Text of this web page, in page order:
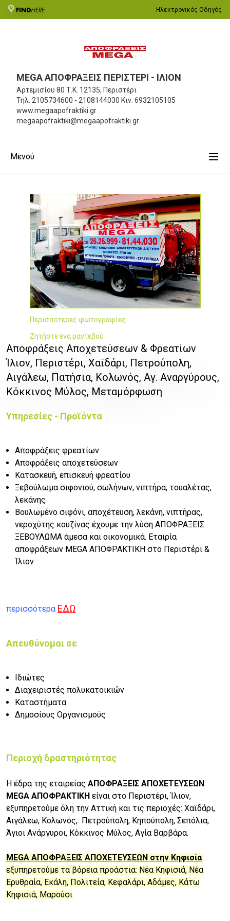
Ηλεκτρονικός Οδηγός
MEGA ΑΠΟΦΡΑΞΕΙΣ ΠΕΡΙΣΤΕΡΙ - ΙΛΙΟΝ
Αρτεμισίου 80 Τ.Κ. 12135, Περιστέρι
Τηλ. 2105734600 - 2108144030 Κιν. 6932105105
www.megaapofraktiki.gr
megaapofraktiki@megaapofraktiki.gr
Μενού
Περισσότερες φωτογραφίες
Ζητήστε ένα ραντεβού
Αποφράξεις Αποχετεύσεων & Φρεατίων
Ίλιον, Περιστέρι, Χαϊδάρι, Πετρούπολη,
Αιγάλεω, Πατήσια, Κολωνός, Αγ. Αναργύρους,
Κόκκινος Μύλος, Μεταμόρφωση
Υπηρεσίες - Προϊόντα
Αποφράξεις φρεατίων
Αποφράξεις αποχετεύσεων
Κατασκευή, επισκευή φρεατίου
Ξεβούλωμα σιφονιού, σωλήνων, νιπτήρα, τουαλέτας,
λεκάνης
Βουλωμένο σιφόνι, αποχέτευση, λεκάνη, νιπτήρας,
νεροχύτης κουζίνας έχουμε την λύση ΑΠΟΦΡΑΞΕΙΣ
ΞΕΒΟΥΛΩΜΑ άμεσα και οικονομικά. Εταιρία
αποφράξεων MEGA ΑΠΟΦΡΑΚΤΙΚΗ στο Περιστέρι &
Ίλιον
περισσότερα ΕΔΩ
Απευθύνομαι σε
Ιδιώτες
Διαχειριστές πολυκατοικιών
Καταστήματα
Δημοσίους Οργανισμούς
Περιοχή δραστηριότητας
Η έδρα της εταιρείας ΑΠΟΦΡΑΞΕΙΣ ΑΠΟΧΕΤΕΥΣΕΩΝ
MEGA ΑΠΟΦΡΑΚΤΙΚΗ είναι στο Περιστέρι, Ίλιον,
εξυπηρετούμε όλη την Αττική και τις περιοχές: Χαϊδάρι,
Αιγάλεω, Κολωνός, Πετρούπολη, Κηπούπολη, Σεπόλια,
Άγιοι Ανάργυροι, Κόκκινος Μύλος, Αγία Βαρβάρα.
MEGA ΑΠΟΦΡΑΞΕΙΣ ΑΠΟΧΕΤΕΥΣΕΩΝ στην Κηφισία
εξυπηρετούμε τα βόρεια προάστια: Νέα Κηφισιά, Νέα
Ερυθραία, Εκάλη, Πολιτεία, Κεφαλάρι, Αδάμες, Κάτω
Κηφισιά, Μαρούσι